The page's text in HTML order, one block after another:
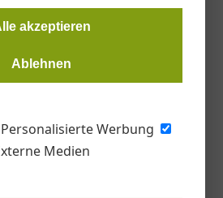
akzeptieren
Ablehnen
Personalisierte Werbung
Medien
wird der Olympiapark
Superlative. Mit von der Partie ist
seinen werkstofftypischen